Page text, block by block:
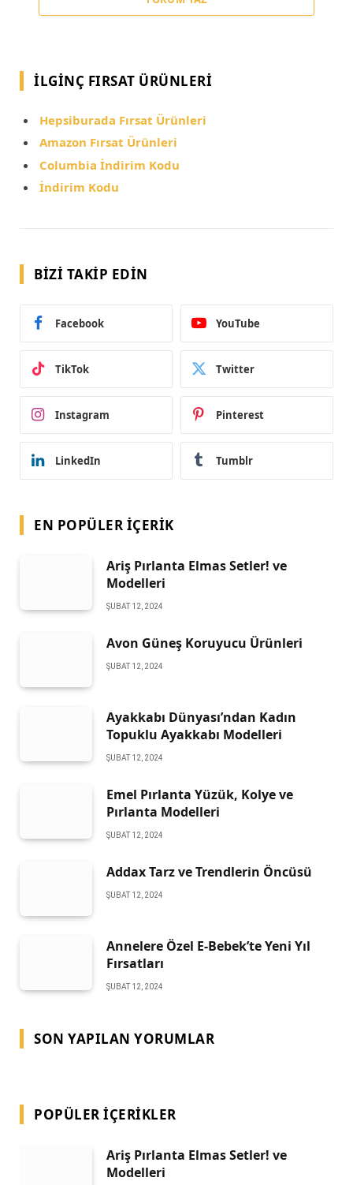
İLGINÇ FIRSAT ÜRÜNLERI
Hepsiburada Fırsat Ürünleri
Amazon Fırsat Ürünleri
Columbia İndirim Kodu
İndirim Kodu
BIZI TAKIP EDIN
Facebook YouTube
TikTok Twitter
Instagram Pinterest
LinkedIn Tumblr
EN POPÜLER İÇERIK
Ariş Pırlanta Elmas Setler! ve
Modelleri
ŞUBAT 12, 2024
Avon Güneş Koruyucu Ürünleri
ŞUBAT 12, 2024
Ayakkabı Dünyası’ndan Kadın
Topuklu Ayakkabı Modelleri
ŞUBAT 12, 2024
Emel Pırlanta Yüzük, Kolye ve
Pırlanta Modelleri
ŞUBAT 12, 2024
Addax Tarz ve Trendlerin Öncüsü
ŞUBAT 12, 2024
Annelere Özel E-Bebek’te Yeni Yıl
Fırsatları
ŞUBAT 12, 2024
SON YAPILAN YORUMLAR
POPÜLER İÇERIKLER
Ariş Pırlanta Elmas Setler! ve
Modelleri